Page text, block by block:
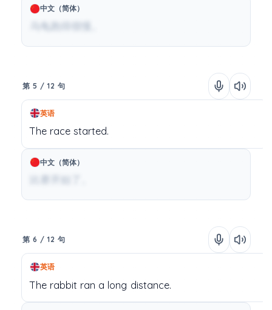
中文（简体）
第 5 / 12 句
英语
The race started.
中文（简体）
第 6 / 12 句
英语
The rabbit ran a long distance.